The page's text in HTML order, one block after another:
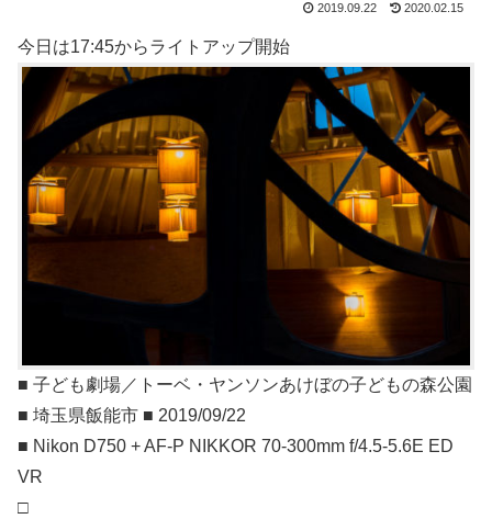
2019.09.22 2020.02.15
今日は17:45からライトアップ開始
■ 子ども劇場／トーベ・ヤンソンあけぼの子どもの森公園
■ 埼玉県飯能市 ■ 2019/09/22
■ Nikon D750 + AF-P NIKKOR 70-300mm f/4.5-5.6E ED
VR
□